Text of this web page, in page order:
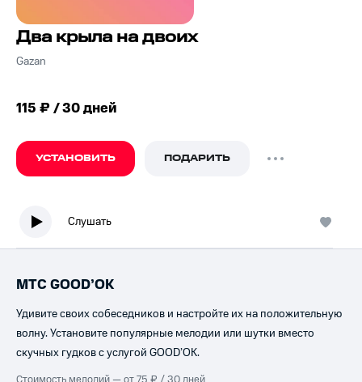
Два крыла на двоих
Gazan
115 ₽ / 30 дней
УСТАНОВИТЬ ПОДАРИТЬ
Слушать
МТС GOOD’OK
Удивите своих собеседников и настройте их на положительную
волну. Установите популярные мелодии или шутки вместо
скучных гудков с услугой GOOD’OK.